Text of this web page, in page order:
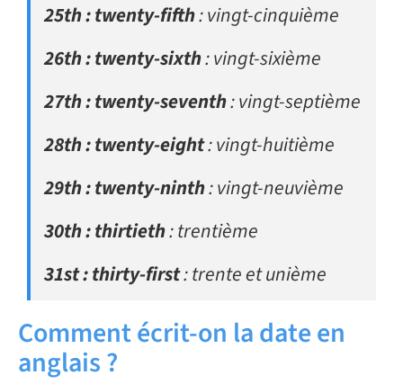
25th : twenty-fifth: vingt-cinquième
26th : twenty-sixth: vingt-sixième
27th : twenty-seventh: vingt-septième
28th : twenty-eight: vingt-huitième
29th : twenty-ninth: vingt-neuvième
30th : thirtieth: trentième
31st : thirty-first: trente et unième
Comment écrit-on la date en
anglais ?